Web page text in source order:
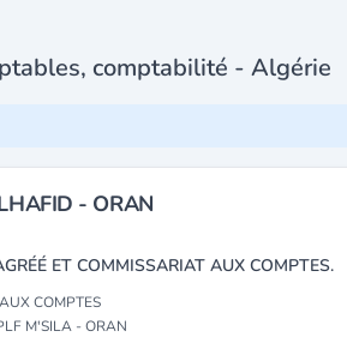
comptabilité - Algérie
- ORAN
ET COMMISSARIAT AUX COMPTES.
COMPTES
M'SILA - ORAN